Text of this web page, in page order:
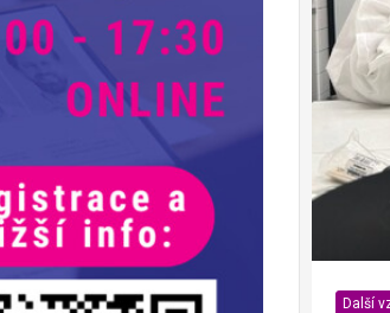
Další